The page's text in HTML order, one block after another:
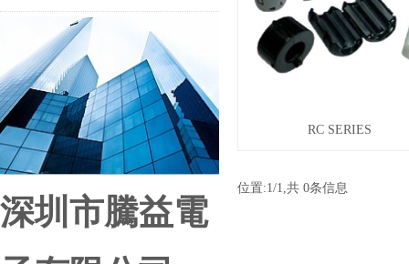
深圳市騰益電
RC SERIES
位置:1/1,共 0条信息